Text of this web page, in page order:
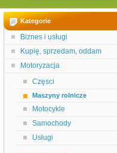
Kategorie
Biznes i usługi
Kupię, sprzedam, oddam
Motoryzacja
Częsci
Maszyny rolnicze
Motocykle
Samochody
Usługi